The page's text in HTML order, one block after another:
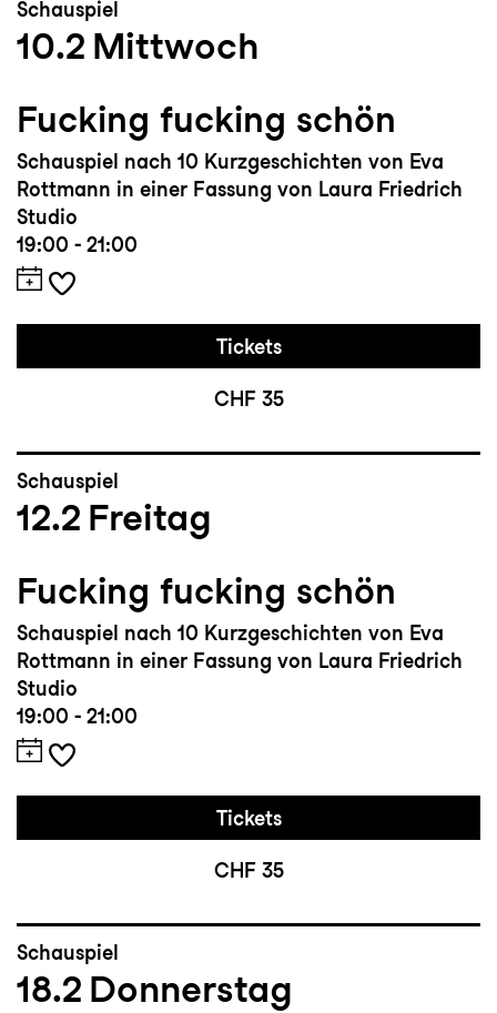
Schauspiel
10.2 Mittwoch
Fucking fucking schön
Schauspiel nach 10 Kurzgeschichten von Eva
Rottmann in einer Fassung von Laura Friedrich
Studio
19:00 - 21:00
Tickets
CHF 35
Schauspiel
12.2 Freitag
Fucking fucking schön
Schauspiel nach 10 Kurzgeschichten von Eva
Rottmann in einer Fassung von Laura Friedrich
Studio
19:00 - 21:00
Tickets
CHF 35
Schauspiel
18.2 Donnerstag